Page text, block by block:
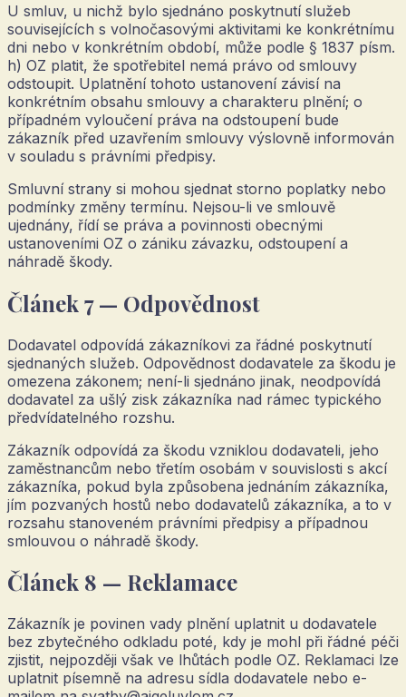
U smluv, u nichž bylo sjednáno poskytnutí služeb
souvisejících s volnočasovými aktivitami ke konkrétnímu
dni nebo v konkrétním období, může podle § 1837 písm.
h) OZ platit, že spotřebitel nemá právo od smlouvy
odstoupit. Uplatnění tohoto ustanovení závisí na
konkrétním obsahu smlouvy a charakteru plnění; o
případném vyloučení práva na odstoupení bude
zákazník před uzavřením smlouvy výslovně informován
v souladu s právními předpisy.
Smluvní strany si mohou sjednat storno poplatky nebo
podmínky změny termínu. Nejsou-li ve smlouvě
ujednány, řídí se práva a povinnosti obecnými
ustanoveními OZ o zániku závazku, odstoupení a
náhradě škody.
Článek 7 — Odpovědnost
Dodavatel odpovídá zákazníkovi za řádné poskytnutí
sjednaných služeb. Odpovědnost dodavatele za škodu je
omezena zákonem; není-li sjednáno jinak, neodpovídá
dodavatel za ušlý zisk zákazníka nad rámec typického
předvídatelného rozshu.
Zákazník odpovídá za škodu vzniklou dodavateli, jeho
zaměstnancům nebo třetím osobám v souvislosti s akcí
zákazníka, pokud byla způsobena jednáním zákazníka,
jím pozvaných hostů nebo dodavatelů zákazníka, a to v
rozsahu stanoveném právními předpisy a případnou
smlouvou o náhradě škody.
Článek 8 — Reklamace
Zákazník je povinen vady plnění uplatnit u dodavatele
bez zbytečného odkladu poté, kdy je mohl při řádné péči
zjistit, nejpozději však ve lhůtách podle OZ. Reklamaci lze
uplatnit písemně na adresu sídla dodavatele nebo e-